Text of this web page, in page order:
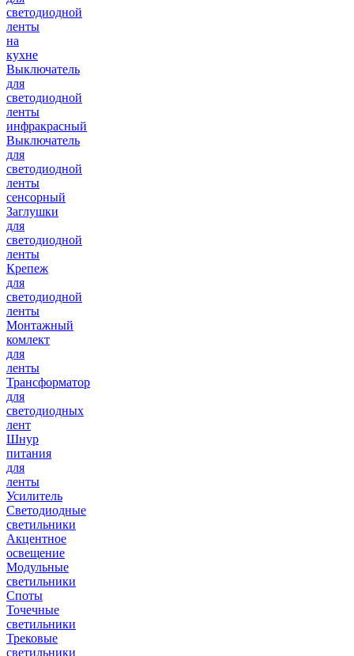
светодиодной
ленты
на
кухне
Выключатель
для
светодиодной
ленты
инфракрасный
Выключатель
для
светодиодной
ленты
сенсорный
Заглушки
для
светодиодной
ленты
Крепеж
для
светодиодной
ленты
Монтажный
комлект
для
ленты
Трансформатор
для
светодиодных
лент
Шнур
питания
для
ленты
Усилитель
Светодиодные
светильники
Акцентное
освещение
Модульные
светильники
Споты
Точечные
светильники
Трековые
светильники